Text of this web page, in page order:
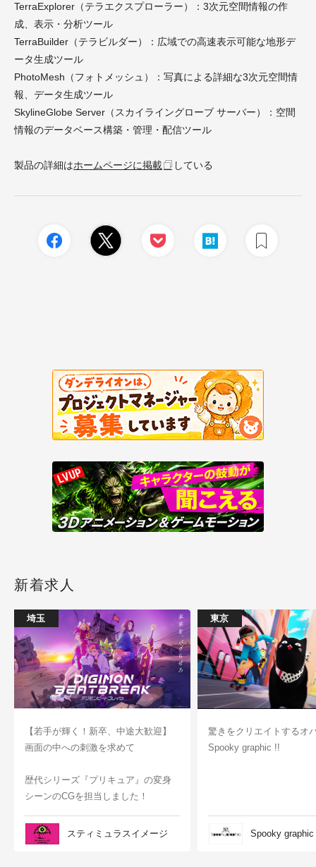
TerraExplorer（テラエクスプローラー）：3次元空間情報の作
成、表示・分析ツール
TerraBuilder（テラビルダー）：広域での高速表示可能な地形デ
ータ生成ツール
PhotoMesh（フォトメッシュ）：写真による詳細な3次元空間情
報、データ生成ツール
SkylineGlobe Server（スカイライングローブ サーバー）：空間
情報のデータベース構築・管理・配信ツール
製品の詳細はホームページに掲載 している
新着求人
埼玉
【若手が輝く！新卒、中途大歓迎】
画面の中への刺激を求めて
歴代シリーズ『プリキュア』の変身
シーンのCGを担当しました！
スティミュラスイメージ
東京
驚きをクリエイトするオ
Spooky graphic !!
Spooky graphic